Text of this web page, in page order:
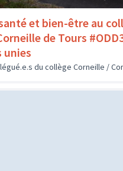
et bien-être au
de Tours
unies
du collège Corneille /